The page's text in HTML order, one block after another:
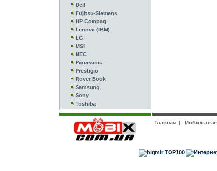
Dell
Fujitsu-Siemens
HP Compaq
Lenovo (IBM)
LG
MSI
NEC
Panasonic
Prestigio
Rover Book
Samsung
Sony
Toshiba
Главная|